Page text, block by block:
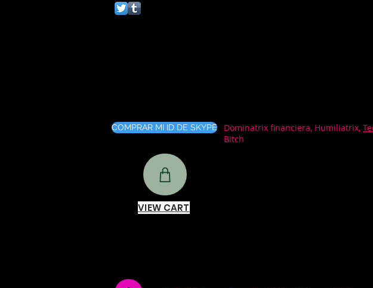
COMPRAR MI ID DE SKYPE
VIEW CART
Dominatrix financiera, Humiliatrix,
Bitch